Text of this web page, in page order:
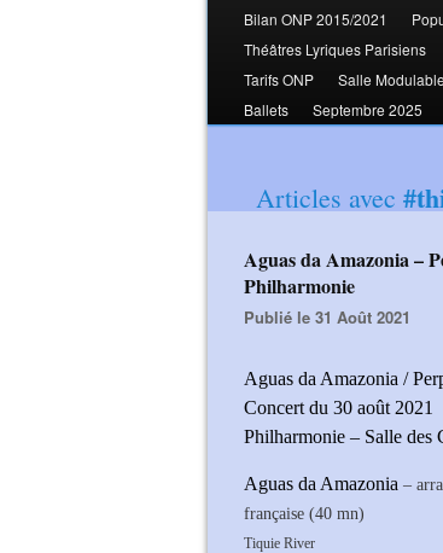
Bilan ONP 2015/2021
Théâtres Lyriques Parisiens
Tarifs ONP
Salle Modulable
Ballets
Septembre 2025
Articles avec
Aguas da Amazonia – Perpetulum (Philip Glass - Third Coast Percussion)
Philharmonie
Publié le 31 Août 2021
Aguas da Amazonia /
Concert du 30 août 2021
Philharmonie – Salle des
Aguas da Amazonia –
française (40 mn)
Tiquie River